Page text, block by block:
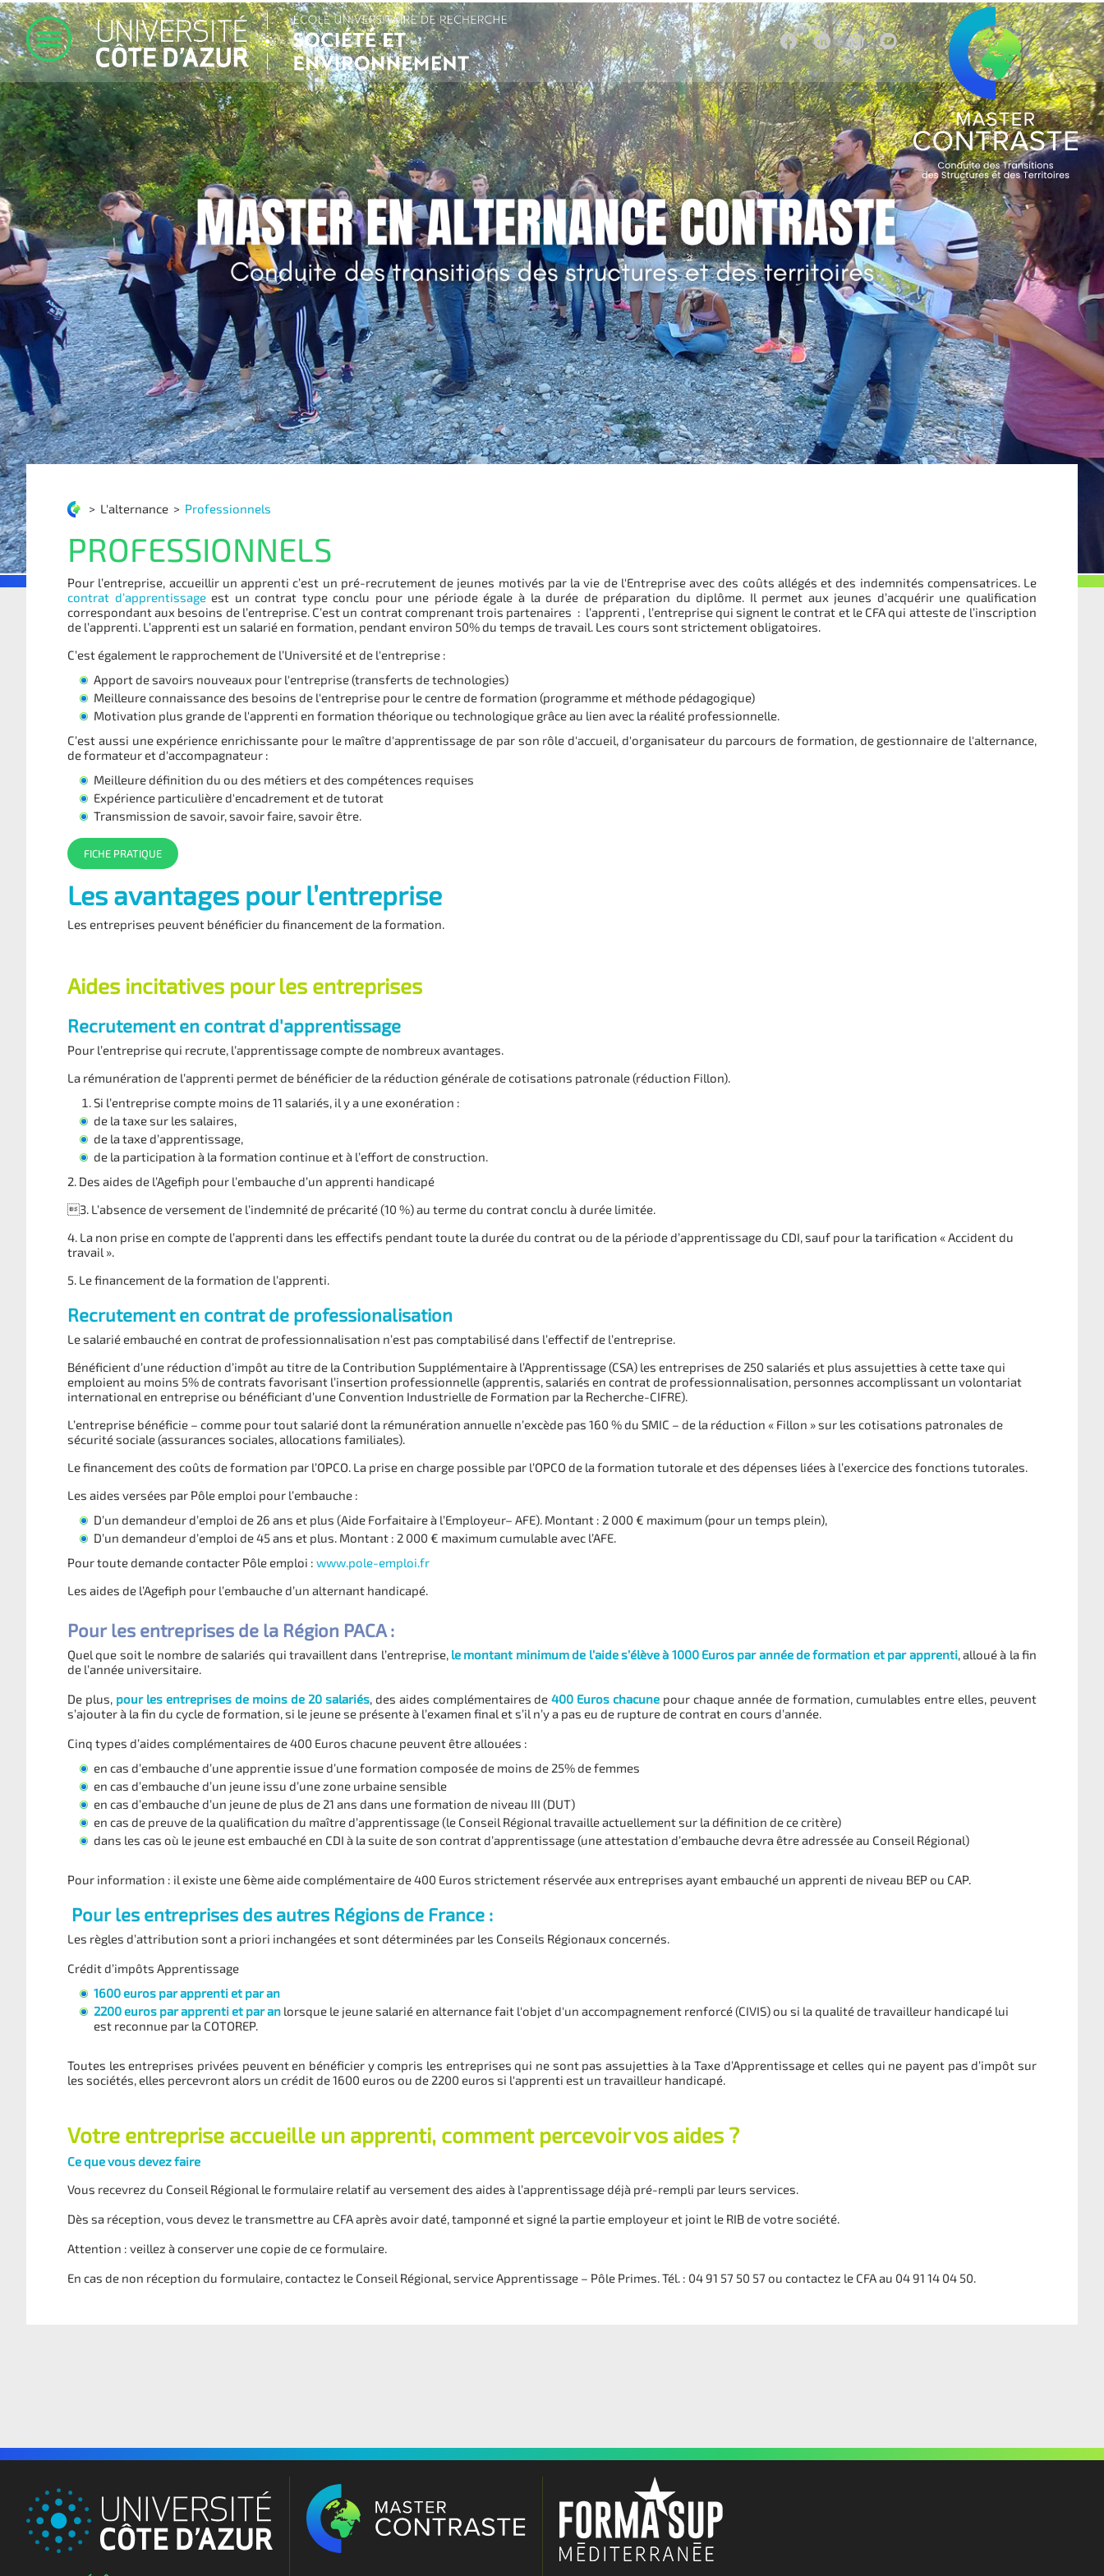
> L'alternance > Professionnels
PROFESSIONNELS
Pour l’entreprise, accueillir un apprenti c’est un pré-recrutement de jeunes motivés par la vie de l'Entreprise avec des coûts allégés et des indemnités compensatrices. Le
contrat d’apprentissageest un contrat type conclu pour une période égale à la durée de préparation du diplôme. Il permet aux jeunes d’acquérir une qualification
correspondant aux besoins de l’entreprise. C’est un contrat comprenant trois partenaires : l’apprenti , l’entreprise qui signent le contrat et le CFA qui atteste de l’inscription
de l’apprenti. L’apprenti est un salarié en formation, pendant environ 50% du temps de travail. Les cours sont strictement obligatoires.
C’est également le rapprochement de l’Université et de l'entreprise :
Apport de savoirs nouveaux pour l'entreprise (transferts de technologies)
Meilleure connaissance des besoins de l'entreprise pour le centre de formation (programme et méthode pédagogique)
Motivation plus grande de l'apprenti en formation théorique ou technologique grâce au lien avec la réalité professionnelle.
C’est aussi une expérience enrichissante pour le maître d'apprentissage de par son rôle d'accueil, d'organisateur du parcours de formation, de gestionnaire de l'alternance,
de formateur et d'accompagnateur :
Meilleure définition du ou des métiers et des compétences requises
Expérience particulière d'encadrement et de tutorat
Transmission de savoir, savoir faire, savoir être.
FICHE PRATIQUE
Les avantages pour l’entreprise
Les entreprises peuvent bénéficier du financement de la formation.
Aides incitatives pour les entreprises
Recrutement en contrat d'apprentissage
Pour l’entreprise qui recrute, l’apprentissage compte de nombreux avantages.
La rémunération de l’apprenti permet de bénéficier de la réduction générale de cotisations patronale (réduction Fillon).
Si l’entreprise compte moins de 11 salariés, il y a une exonération :
de la taxe sur les salaires,
de la taxe d’apprentissage,
de la participation à la formation continue et à l’effort de construction.
2. Des aides de l’Agefiph pour l’embauche d’un apprenti handicapé
3. L’absence de versement de l’indemnité de précarité (10 %) au terme du contrat conclu à durée limitée.
4. La non prise en compte de l’apprenti dans les effectifs pendant toute la durée du contrat ou de la période d’apprentissage du CDI, sauf pour la tarification « Accident du
travail ».
5. Le financement de la formation de l’apprenti.
Recrutement en contrat de professionalisation
Le salarié embauché en contrat de professionnalisation n’est pas comptabilisé dans l’effectif de l’entreprise.
Bénéficient d’une réduction d’impôt au titre de la Contribution Supplémentaire à l’Apprentissage (CSA) les entreprises de 250 salariés et plus assujetties à cette taxe qui
emploient au moins 5% de contrats favorisant l’insertion professionnelle (apprentis, salariés en contrat de professionnalisation, personnes accomplissant un volontariat
international en entreprise ou bénéficiant d’une Convention Industrielle de Formation par la Recherche-CIFRE).
L’entreprise bénéficie – comme pour tout salarié dont la rémunération annuelle n’excède pas 160 % du SMIC – de la réduction « Fillon » sur les cotisations patronales de
sécurité sociale (assurances sociales, allocations familiales).
Le financement des coûts de formation par l’OPCO. La prise en charge possible par l’OPCO de la formation tutorale et des dépenses liées à l’exercice des fonctions tutorales.
Les aides versées par Pôle emploi pour l’embauche :
D’un demandeur d’emploi de 26 ans et plus (Aide Forfaitaire à l’Employeur– AFE). Montant : 2 000 € maximum (pour un temps plein),
D’un demandeur d’emploi de 45 ans et plus. Montant : 2 000 € maximum cumulable avec l’AFE.
Pour toute demande contacter Pôle emploi : www.pole-emploi.fr
Les aides de l’Agefiph pour l’embauche d’un alternant handicapé.
Pour les entreprises de la Région PACA :
Quel que soit le nombre de salariés qui travaillent dans l’entreprise, le montant minimum de l’aide s’élève à 1000 Euros par année de formation et par apprenti, alloué à la fin
de l’année universitaire.
De plus, pour les entreprises de moins de 20 salariés, des aides complémentaires de400 Euros chacune pour chaque année de formation, cumulables entre elles, peuvent
s’ajouter à la fin du cycle de formation, si le jeune se présente à l’examen final et s’il n’y a pas eu de rupture de contrat en cours d’année.
Cinq types d’aides complémentaires de 400 Euros chacune peuvent être allouées :
en cas d’embauche d’une apprentie issue d’une formation composée de moins de 25% de femmes
en cas d’embauche d’un jeune issu d’une zone urbaine sensible
en cas d’embauche d’un jeune de plus de 21 ans dans une formation de niveau III (DUT)
en cas de preuve de la qualification du maître d’apprentissage (le Conseil Régional travaille actuellement sur la définition de ce critère)
dans les cas où le jeune est embauché en CDI à la suite de son contrat d’apprentissage (une attestation d’embauche devra être adressée au Conseil Régional)
Pour information : il existe une 6ème aide complémentaire de 400 Euros strictement réservée aux entreprises ayant embauché un apprenti de niveau BEP ou CAP.
Pour les entreprises des autres Régions de France :
Les règles d’attribution sont a priori inchangées et sont déterminées par les Conseils Régionaux concernés.
Crédit d’impôts Apprentissage
1600 euros par apprenti et par an
2200 euros par apprenti et par an lorsque le jeune salarié en alternance fait l'objet d'un accompagnement renforcé (CIVIS) ou si la qualité de travailleur handicapé lui
est reconnue par la COTOREP.
Toutes les entreprises privées peuvent en bénéficier y compris les entreprises qui ne sont pas assujetties à la Taxe d’Apprentissage et celles qui ne payent pas d’impôt sur
les sociétés, elles percevront alors un crédit de 1600 euros ou de 2200 euros si l'apprenti est un travailleur handicapé.
Votre entreprise accueille un apprenti, comment percevoir vos aides ?
Ce que vous devez faire
Vous recevrez du Conseil Régional le formulaire relatif au versement des aides à l’apprentissage déjà pré-rempli par leurs services.
Dès sa réception, vous devez le transmettre au CFA après avoir daté, tamponné et signé la partie employeur et joint le RIB de votre société.
Attention : veillez à conserver une copie de ce formulaire.
En cas de non réception du formulaire, contactez le Conseil Régional, service Apprentissage – Pôle Primes. Tél. : 04 91 57 50 57 ou contactez le CFA au 04 91 14 04 50.